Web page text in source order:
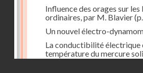
Influence des orages sur
ordinaires, par M. Blavier
Un nouvel électro-
La conductibilité
température du mercure